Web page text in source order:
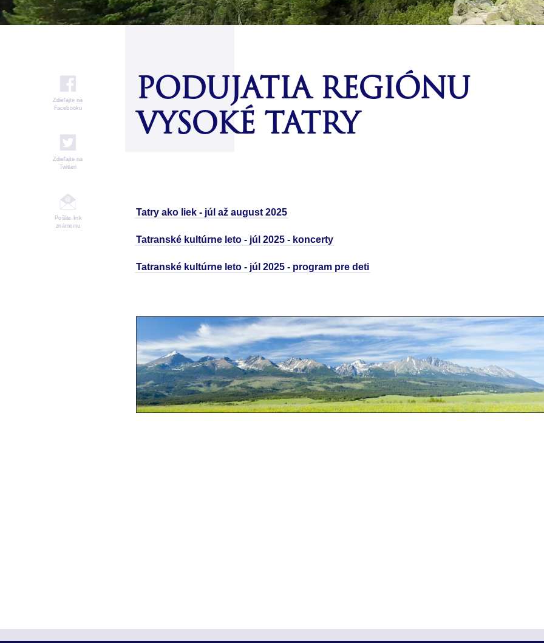
Zdieľajte na
Facebooku
Zdieľajte na
Twitteri
Pošlite link
známemu
PODUJATIA REGIÓNU
VYSOKÉ TATRY
Tatry ako liek - júl až august 2025
Tatranské kultúrne leto - júl 2025 - koncerty
Tatranské kultúrne leto - júl 2025 - program pre deti
Fitness centrum s kardio zariadeniami